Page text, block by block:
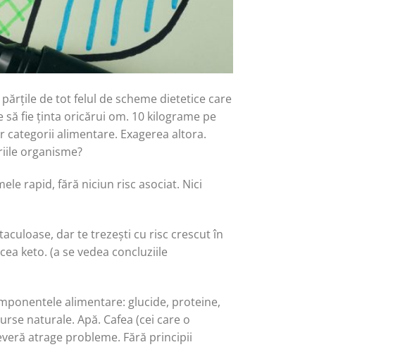
de tot felul de scheme dietetice care
fie ținta oricărui om. 10 kilograme pe
categorii alimentare. Exagerea altora.
organisme?
rapid, fără niciun risc asociat. Nici
dar te trezești cu risc crescut în
keto. (a se vedea concluziile
alimentare: glucide, proteine,
naturale. Apă. Cafea (cei care o
atrage probleme. Fără principii